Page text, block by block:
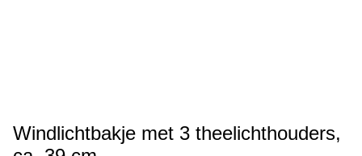
Windlichtbakje met 3 theelichthouders,